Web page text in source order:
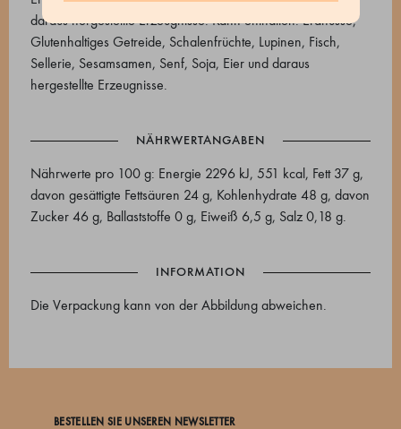
daraus hergestellte Erzeugnisse. Kann enthalten: Erdnüsse,
Glutenhaltiges Getreide, Schalenfrüchte, Lupinen, Fisch,
Sellerie, Sesamsamen, Senf, Soja, Eier und daraus
hergestellte Erzeugnisse.
NÄHRWERTANGABEN
Nährwerte pro 100 g: Energie 2296 kJ, 551 kcal, Fett 37 g,
davon gesättigte Fettsäuren 24 g, Kohlenhydrate 48 g, davon
Zucker 46 g, Ballaststoffe 0 g, Eiweiß 6,5 g, Salz 0,18 g.
INFORMATION
Die Verpackung kann von der Abbildung abweichen.
BESTELLEN SIE UNSEREN NEWSLETTER